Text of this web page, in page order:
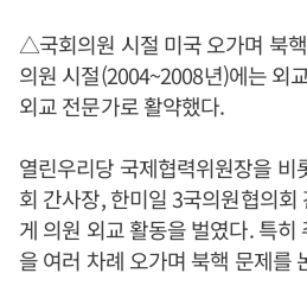
△국회의원 시절 미국 오가며 북
의원 시절(2004~2008년)에는 외
외교 전문가로 활약했다.
열린우리당 국제협력위원장을 비
회 간사장, 한미일 3국의원협의
게 의원 외교 활동을 벌였다. 특
을 여러 차례 오가며 북핵 문제를